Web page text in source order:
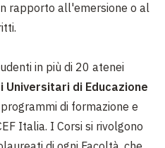
rapporto all'emersione o al
in più di 20 atenei
Universitari di Educazione
di formazione e
Italia. I Corsi si rivolgono